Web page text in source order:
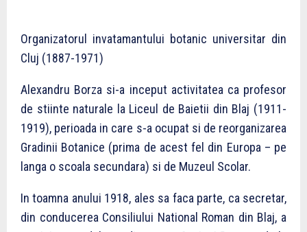
Organizatorul invatamantului botanic universitar din
Cluj (1887-1971)
Alexandru Borza si-a inceput activitatea ca profesor
de stiinte naturale la Liceul de Baietii din Blaj (1911-
1919), perioada in care s-a ocupat si de reorganizarea
Gradinii Botanice (prima de acest fel din Europa – pe
langa o scoala secundara) si de Muzeul Scolar.
In toamna anului 1918, ales sa faca parte, ca secretar,
din conducerea Consiliului National Roman din Blaj, a